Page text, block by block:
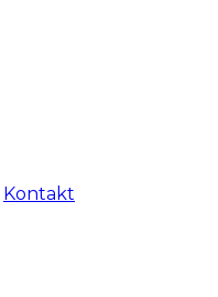
Kontakt